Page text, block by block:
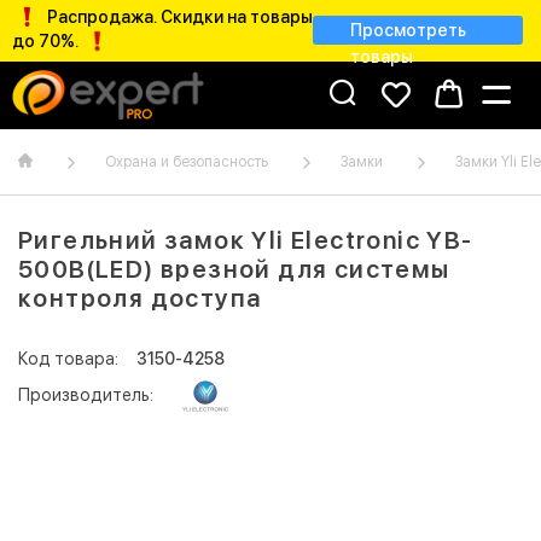
Распродажа. Скидки на товары
до 70%.
Просмотреть
товары
Охрана и безопасность Замки Замки Yli
Ригельний замок Yli Electronic YB-
500B(LED) врезной для системы
контроля доступа
Код товара:
3150-4258
Производитель: